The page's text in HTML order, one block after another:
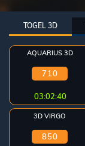
Slot
Games
Arcade
Deposit
TOGEL 3D
AQUARIUS 3D
710
03:02:40
3D VIRGO
850